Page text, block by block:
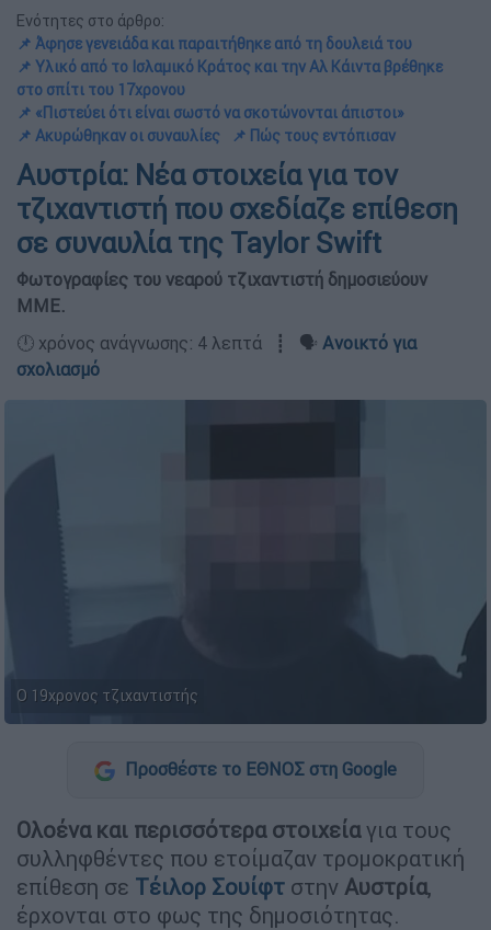
Ενότητες στο άρθρο:
📌 Άφησε γενειάδα και παραιτήθηκε από τη δουλειά του
📌 Υλικό από το Ισλαμικό Κράτος και την Αλ Κάιντα βρέθηκε
στο σπίτι του 17χρονου
📌 «Πιστεύει ότι είναι σωστό να σκοτώνονται άπιστοι»
📌 Ακυρώθηκαν οι συναυλίες
📌 Πώς τους εντόπισαν
Αυστρία: Νέα στοιχεία για τον
τζιχαντιστή που σχεδίαζε επίθεση
σε συναυλία της Taylor Swift
Φωτογραφίες του νεαρού τζιχαντιστή δημοσιεύουν
ΜΜΕ.
🕛 χρόνος ανάγνωσης: 4 λεπτά ┋ 🗣️ Ανοικτό για
σχολιασμό
Ο 19χρονος τζιχαντιστής
Προσθέστε το ΕΘΝΟΣ στη Google
Ολοένα και περισσότερα στοιχείαγια τους
συλληφθέντες που ετοίμαζαν τρομοκρατική
επίθεση σε Τέιλορ Σουίφτ στην Αυστρία,
έρχονται στο φως της δημοσιότητας.